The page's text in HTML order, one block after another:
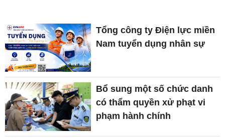
Tổng công ty Điện lực miền
Nam tuyển dụng nhân sự
Bổ sung một số chức danh
có thẩm quyền xử phạt vi
phạm hành chính